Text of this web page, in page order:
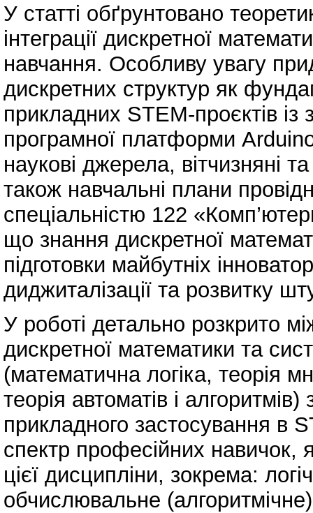
У статті обґрунтовано
інтеграції дискретної
навчання. Особливу увагу
дискретних структур як
прикладних STEM-проєктів
програмної платформи
наукові джерела, вітчизняні та
також навчальні плани
спеціальністю 122
що знання дискретної
підготовки майбутніх
диджиталізації та розвитку
У роботі детально розкрито
дискретної математики та
(математична логіка, теорія
теорія автоматів і
прикладного застосування в
спектр професійних навичок,
цієї дисципліни, зокрема:
обчислювальне